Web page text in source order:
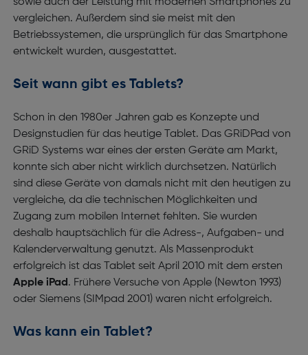
vergleichen. Außerdem sind sie meist mit den
Betriebssystemen, die ursprünglich für das Smartphone
entwickelt wurden, ausgestattet.
Seit wann gibt es Tablets?
Schon in den 1980er Jahren gab es Konzepte und
Designstudien für das heutige Tablet. Das GRiDPad von
GRiD Systems war eines der ersten Geräte am Markt,
konnte sich aber nicht wirklich durchsetzen. Natürlich
sind diese Geräte von damals nicht mit den heutigen zu
vergleiche, da die technischen Möglichkeiten und
Zugang zum mobilen Internet fehlten. Sie wurden
deshalb hauptsächlich für die Adress-, Aufgaben- und
Kalenderverwaltung genutzt. Als Massenprodukt
erfolgreich ist das Tablet seit April 2010 mit dem ersten
Apple iPad . Frühere Versuche von Apple (Newton 1993)
oder Siemens (SIMpad 2001) waren nicht erfolgreich.
Was kann ein Tablet?